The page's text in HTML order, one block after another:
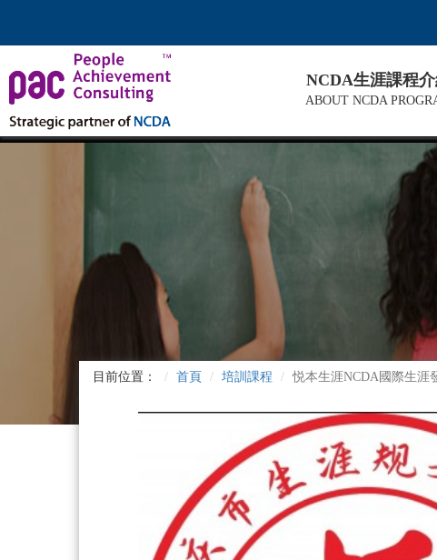
NCDA生涯課程
ABOUT NCDA
目前位置： 首頁 培訓課程 悦本生涯NCDA國際生涯